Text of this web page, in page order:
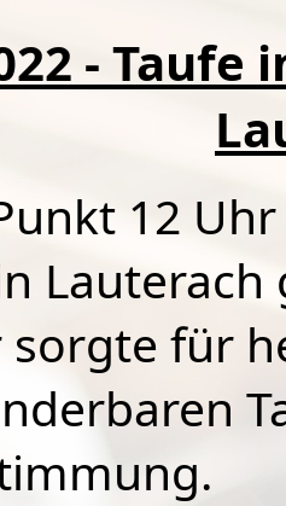
- Taufe
12
Lauterach
sorgte für